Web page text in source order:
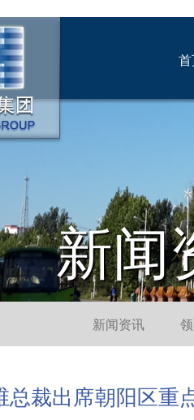
首
新闻
新闻资讯
总裁出席朝阳区重